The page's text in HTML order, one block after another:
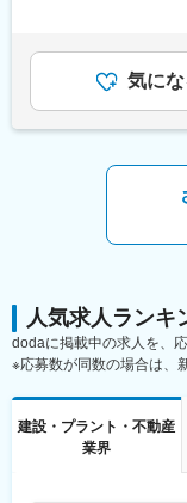
お客様のMMS
ステム、トンネ
す。
変更の範囲：
月～1年程度、
場では協力会
価の予算管理
島ホールディ
用や、水中・
■扱うサービス
■組織構成
工事部40名体制
で多様な経験者
■業務の魅力
沖縄・離島のイ
施工方法や機械
気に
人気求人ランキ
dodaに掲載中の求人を、
※応募数が同数の場合は、
建設・プラント・不動産
業界